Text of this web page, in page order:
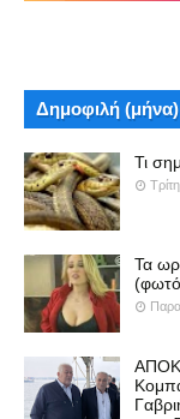
Δημοφιλή (μήνα)
Τι
Τα